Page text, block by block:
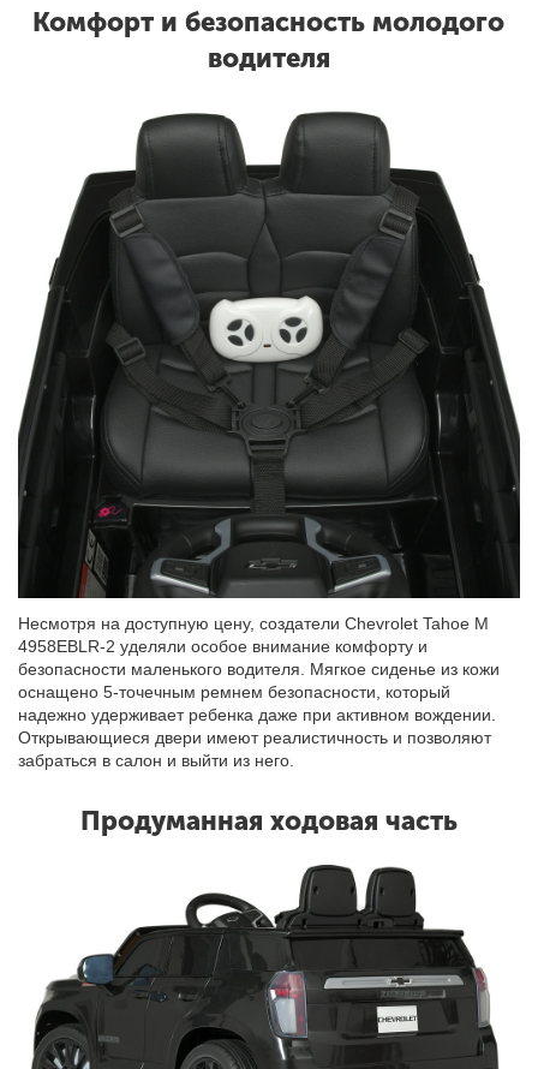
Комфорт и безопасность молодого
водителя
Несмотря на доступную цену, создатели Chevrolet Tahoe M
4958EBLR-2 уделяли особое внимание комфорту и
безопасности маленького водителя. Мягкое сиденье из кожи
оснащено 5-точечным ремнем безопасности, который
надежно удерживает ребенка даже при активном вождении.
Открывающиеся двери имеют реалистичность и позволяют
забраться в салон и выйти из него.
Продуманная ходовая часть